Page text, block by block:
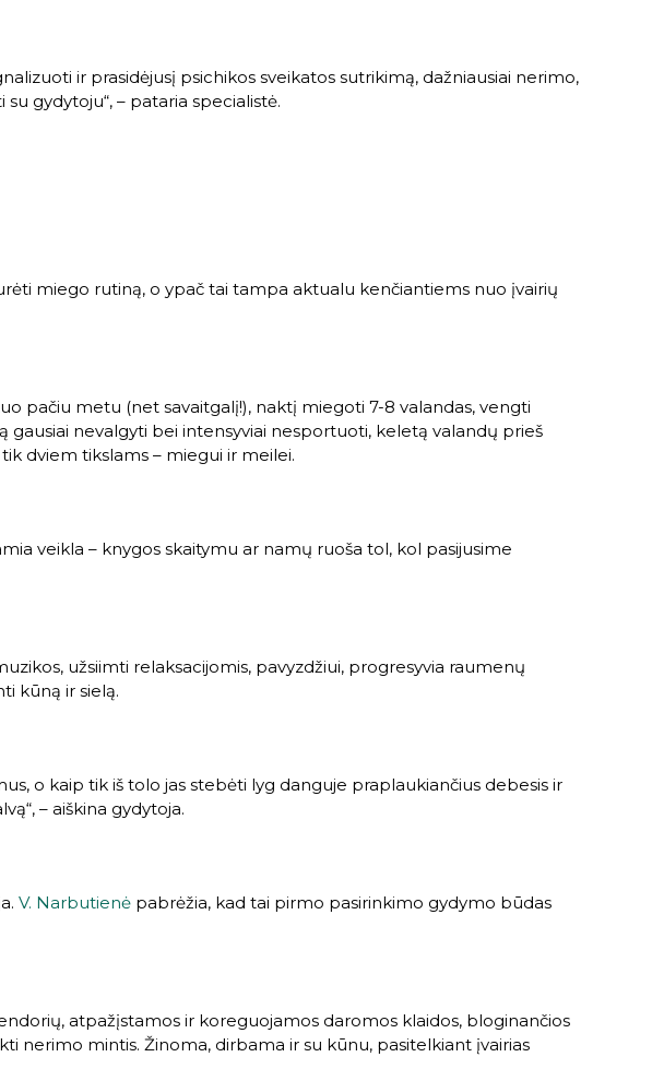
ir prasidėjusį psichikos sveikatos sutrikimą, dažniausiai nerimo,
gydytoju“, – pataria specialistė.
miego rutiną, o ypač tai tampa aktualu kenčiantiems nuo įvairių
pačiu metu (net savaitgalį!), naktį miegoti 7-8 valandas, vengti
nevalgyti bei intensyviai nesportuoti, keletą valandų prieš
dviem tikslams – miegui ir meilei.
veikla – knygos skaitymu ar namų ruoša tol, kol pasijusime
užsiimti relaksacijomis, pavyzdžiui, progresyvia raumenų
kūną ir sielą.
o kaip tik iš tolo jas stebėti lyg danguje praplaukiančius debesis ir
– aiškina gydytoja.
V. Narbutienė pabrėžia, kad tai pirmo pasirinkimo gydymo būdas
atpažįstamos ir koreguojamos daromos klaidos, bloginančios
nerimo mintis. Žinoma, dirbama ir su kūnu, pasitelkiant įvairias